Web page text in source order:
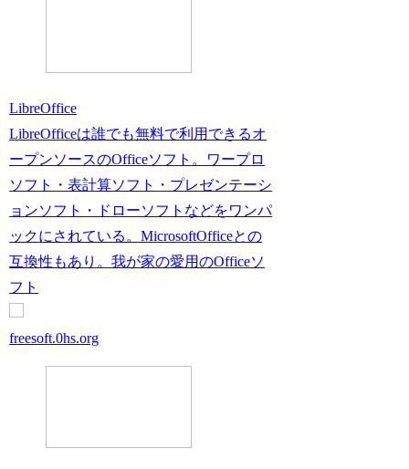
LibreOffice
LibreOfficeは誰でも無料で利用できるオ
ープンソースのOfficeソフト。ワープロ
ソフト・表計算ソフト・プレゼンテーシ
ョンソフト・ドローソフトなどをワンパ
ックにされている。MicrosoftOfficeとの
互換性もあり。我が家の愛用のOfficeソ
フト
freesoft.0hs.org